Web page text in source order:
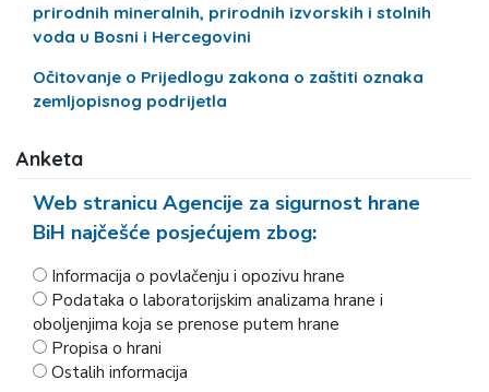
prirodnih mineralnih, prirodnih izvorskih i stolnih
voda u Bosni i Hercegovini
Očitovanje o Prijedlogu zakona o zaštiti oznaka
zemljopisnog podrijetla
Anketa
Web stranicu Agencije za sigurnost hrane
BiH najčešće posjećujem zbog:
Informacija o povlačenju i opozivu hrane
Podataka o laboratorijskim analizama hrane i
oboljenjima koja se prenose putem hrane
Propisa o hrani
Ostalih informacija